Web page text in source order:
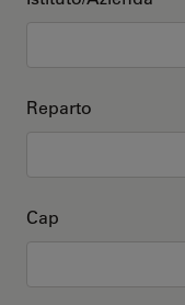
Reparto
Cap